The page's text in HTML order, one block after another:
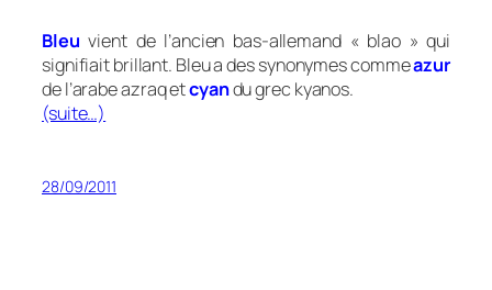
Bleu vient de l’ancien bas-allemand « blao » qui
signifiait brillant. Bleu a des synonymes commeazur
de l’arabe azraq etcyandu grec kyanos.
(suite…)
28/09/2011